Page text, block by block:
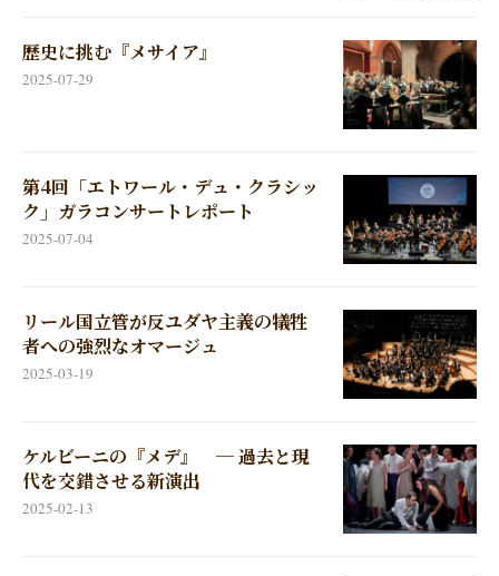
歴史に挑む『メサイア』
2025-07-29
第4回「エトワール・デュ・クラシッ
ク」ガラコンサートレポート
2025-07-04
リール国立管が反ユダヤ主義の犠牲
者への強烈なオマージュ
2025-03-19
ケルビーニの『メデ』 ─ 過去と現
代を交錯させる新演出
2025-02-13